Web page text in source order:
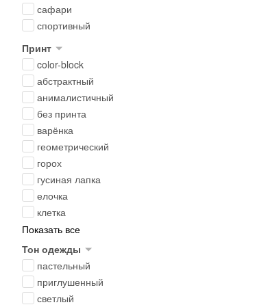
сафари
спортивный
Принт
color-block
абстрактный
анималистичный
без принта
варёнка
геометрический
горох
гусиная лапка
елочка
клетка
Показать все
Тон одежды
пастельный
приглушенный
светлый